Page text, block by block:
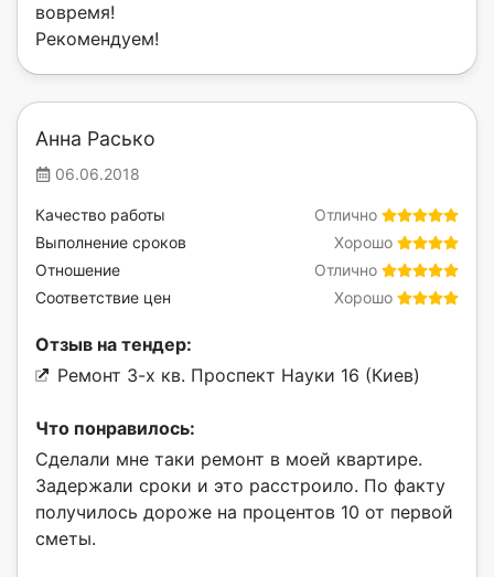
вовремя!
Рекомендуем!
Анна Расько
06.06.2018
Отлично
Качество работы
Хорошо
Выполнение сроков
Отлично
Отношение
Хорошо
Соответствие цен
Отзыв на тендер:
Ремонт 3-х кв. Проспект Науки 16 (Киев)
Что понравилось:
Сделали мне таки ремонт в моей квартире.
Задержали сроки и это расстроило. По факту
получилось дороже на процентов 10 от первой
сметы.